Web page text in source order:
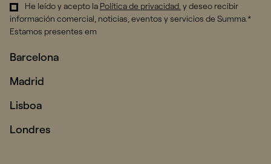
He leído y acepto la Política de privacidad. y deseo recibir
información comercial, noticias, eventos y servicios de Summa.*
Estamos presentes em
Barcelona
Madrid
Lisboa
Londres